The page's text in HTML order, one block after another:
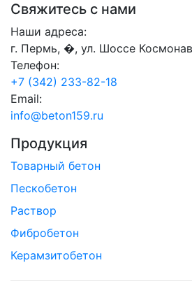
Свяжитесь с нами
Наши адреса:
г. Пермь, �, ул. Шоссе
Телефон:
+7 (342) 233-82-18
Email:
info@beton159.ru
Продукция
Товарный бетон
Пескобетон
Раствор
Фибробетон
Керамзитобетон